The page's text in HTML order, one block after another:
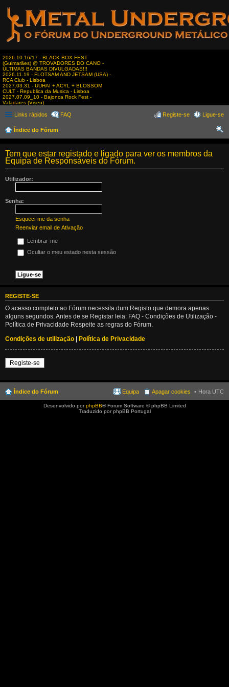
2026.10.16/17 - BLACK BOX FEST
(Guimarães) @ TROVADORES DO CANO -
ÚLTIMAS BANDAS DIVULGADAS!!!
2026.11.19 - FLOTSAM AND JETSAM (USA) -
RCA Club - Lisboa
2027.03.31 - UUHAI + ACYL + BLOSSOM
CULT - Republica da Musica - Lisboa
2027.07.09_10 - Bajonca Rock Fest -
Valadares (Viseu)
Links rápidos FAQ Ligue-se
Registe-se
Índice do Fórum
Tem que estar registado e ligado para ver os membros da
Equipa de Responsáveis do Fórum.
Utilizador:
Senha:
Esqueci-me da senha
Reenviar email de Ativação
Lembrar-me
Ocultar o meu estado nesta sessão
REGISTE-SE
O acesso completo ao Fórum necessita dum Registo que demora apenas
alguns segundos. Antes de se Registar leia: FAQ - Condições de Utilização -
Política de Privacidade Respeite as regras do Fórum.
Condições de utilização | Política de Privacidade
Registe-se
Índice do Fórum Hora UTC
Apagar cookies
Equipa
Desenvolvido porphpBB® Forum Software © phpBB Limited
Traduzido por phpBB Portugal